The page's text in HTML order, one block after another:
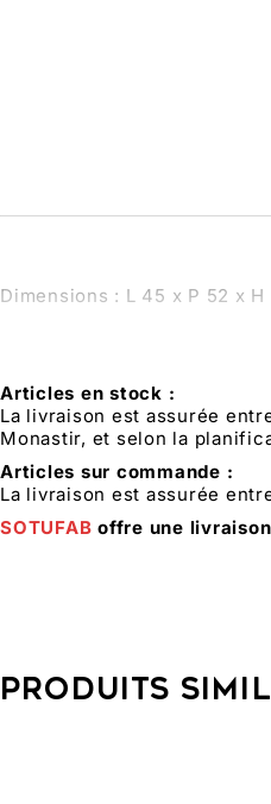
Dimensions : L 45 x P 52 x H
Articles en stock :
La livraison est assurée
Monastir, et selon la
Articles sur commande :
La livraison est assurée
SOTUFAB offre une
PRODUITS